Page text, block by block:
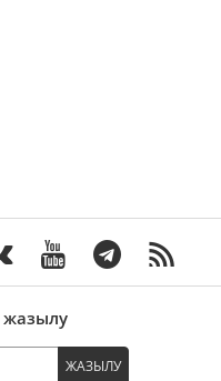
ЖАЗЫЛУ